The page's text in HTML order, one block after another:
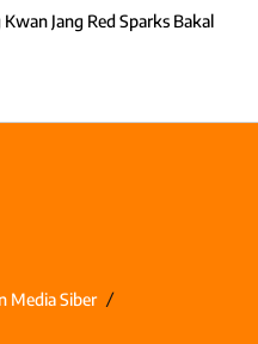
Jang Red Sparks Bakal
Media Siber